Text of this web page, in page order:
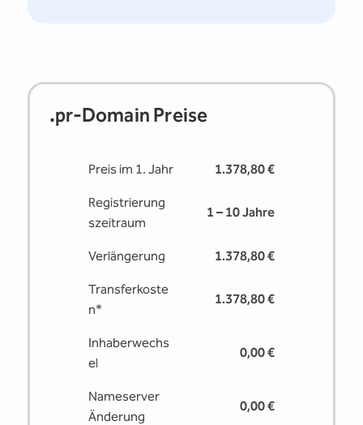
.pr-Domain Preise
Preis im 1. Jahr 1.378,80 €
Registrierung
s­zeitraum
1 – 10 Jahre
Verlängerung 1.378,80 €
Transferkoste
n*
1.378,80 €
Inhaberwechs
el
0,00 €
Nameserver
Änderung
0,00 €